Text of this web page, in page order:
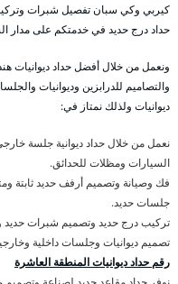
كيربي وكي سبان تفصيل شبرات
حداد درج حديد في خدمتكم على مدار
ونعمل من خلال أفضل حداد ديوانيات
والتصاميم للدرابزين وديوانيات
ديوانيات ولذلك نمتاز في:
نعمل من خلال حداد ديوانية جلسة
السيارات ومظلات للحدائق.
فك وصيانة وتصميم أرفف حديد ثابتة
جلسات حديد.
تركيب درج حديد وتصميم شبرات حديد
تصميم ديوانيات وجلسات داخلية
رقم حداد ديوانيات المنطقة العاشرة